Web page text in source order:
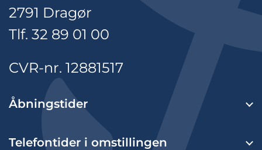
2791 Dragør
Tlf. 32 89 01 00
CVR-nr. 12881517
Åbningstider
Telefontider i omstillingen